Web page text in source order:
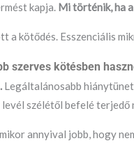
kapja. Mi történik, ha
a kötődés. Esszenciális
szerves kötésben
Legáltalánosabb
szélétől befelé terjedő
annyival jobb, hogy